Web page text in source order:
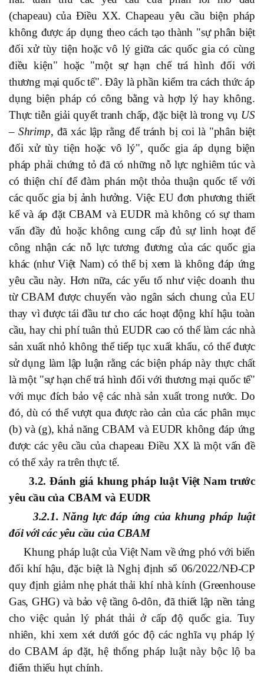
(chapeau) của Điều XX. Chapeau yêu cầu biện pháp
không được áp dụng theo cách tạo thành "sự phân biệt
đối xử tùy tiện hoặc vô lý giữa các quốc gia có cùng
điều kiện" hoặc "một sự hạn chế trá hình đối với
thương mại quốc tế". Đây là phần kiểm tra cách thức áp
dụng biện pháp có công bằng và hợp lý hay không.
Thực tiễn giải quyết tranh chấp, đặc biệt là trong vụ US
– Shrimp, đã xác lập rằng để tránh bị coi là "phân biệt
đối xử tùy tiện hoặc vô lý", quốc gia áp dụng biện
pháp phải chứng tỏ đã có những nỗ lực nghiêm túc và
có thiện chí để đàm phán một thỏa thuận quốc tế với
các quốc gia bị ảnh hưởng. Việc EU đơn phương thiết
kế và áp đặt CBAM và EUDR mà không có sự tham
vấn đầy đủ hoặc không cung cấp đủ sự linh hoạt để
công nhận các nỗ lực tương đương của các quốc gia
khác (như Việt Nam) có thể bị xem là không đáp ứng
yêu cầu này. Hơn nữa, các yếu tố như việc doanh thu
từ CBAM được chuyển vào ngân sách chung của EU
thay vì được tái đầu tư cho các hoạt động khí hậu toàn
cầu, hay chi phí tuân thủ EUDR cao có thể làm các nhà
sản xuất nhỏ không thể tiếp tục xuất khẩu, có thể được
sử dụng làm lập luận rằng các biện pháp này thực chất
là một "sự hạn chế trá hình đối với thương mại quốc tế"
với mục đích bảo vệ các nhà sản xuất trong nước. Do
đó, dù có thể vượt qua được rào cản của các phân mục
(b) và (g), khả năng CBAM và EUDR không đáp ứng
được các yêu cầu của chapeau Điều XX là một vấn đề
có thể xảy ra trên thực tế.
3.2. Đánh giá khung pháp luật Việt Nam trước
yêu cầu của CBAM và EUDR
3.2.1. Năng lực đáp ứng của khung pháp luật
đối với các yêu cầu của CBAM
Khung pháp luật của Việt Nam về ứng phó với biến
đổi khí hậu, đặc biệt là Nghị định số 06/2022/NĐ-CP
quy định giảm nhẹ phát thải khí nhà kính (Greenhouse
Gas, GHG) và bảo vệ tầng ô-dôn, đã thiết lập nền tảng
cho việc quản lý phát thải ở cấp độ quốc gia. Tuy
nhiên, khi xem xét dưới góc độ các nghĩa vụ pháp lý
do CBAM áp đặt, hệ thống pháp luật này bộc lộ ba
điểm thiếu hụt chính.